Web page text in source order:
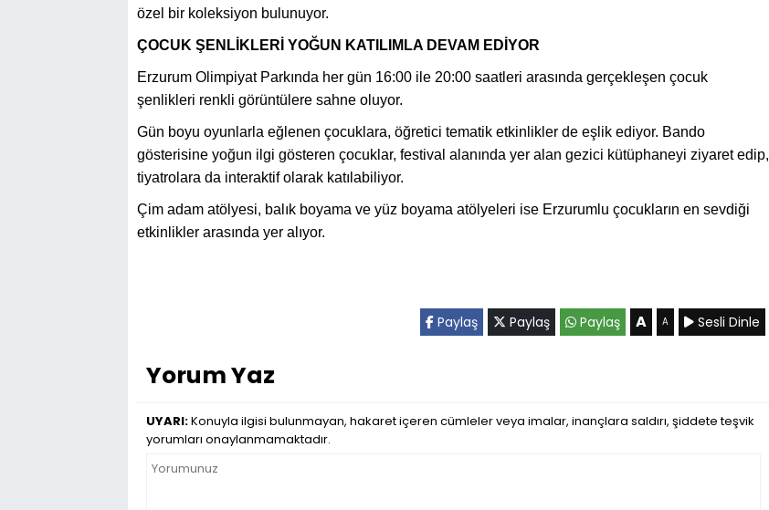
özel bir koleksiyon bulunuyor.
ÇOCUK ŞENLİKLERİ YOĞUN KATILIMLA DEVAM EDİYOR
Erzurum Olimpiyat Parkında her gün 16:00 ile 20:00 saatleri arasında gerçekleşen çocuk
şenlikleri renkli görüntülere sahne oluyor.
Gün boyu oyunlarla eğlenen çocuklara, öğretici tematik etkinlikler de eşlik ediyor. Bando
gösterisine yoğun ilgi gösteren çocuklar, festival alanında yer alan gezici kütüphaneyi ziyaret edip,
tiyatrolara da interaktif olarak katılabiliyor.
Çim adam atölyesi, balık boyama ve yüz boyama atölyeleri ise Erzurumlu çocukların en sevdiği
etkinlikler arasında yer alıyor.
Paylaş Paylaş Paylaş A A Sesli Dinle
Yorum Yaz
UYARI:Konuyla ilgisi bulunmayan, hakaret içeren cümleler veya imalar, inançlara saldırı, şiddete teşvik
yorumları onaylanmamaktadır.